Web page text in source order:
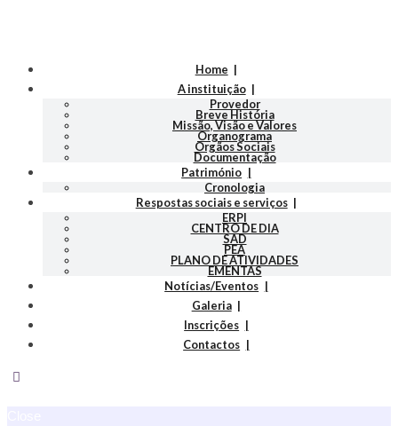
Home
A instituição
Provedor
Breve História
Missão, Visão e Valores
Organograma
Orgãos Sociais
Documentação
Património
Cronologia
Respostas sociais e serviços
ERPI
CENTRO DE DIA
SAD
PEA
PLANO DE ATIVIDADES
EMENTAS
Notícias/Eventos
Galeria
Inscrições
Contactos